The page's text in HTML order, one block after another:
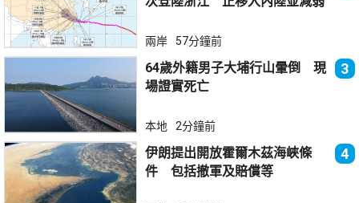
兩岸 57分鐘前
64歲外籍男子大埔行山暈倒 現
場證實死亡
3
本地 2分鐘前
伊朗提出開放霍爾木茲海峽條
件 包括撤軍及賠償等
4